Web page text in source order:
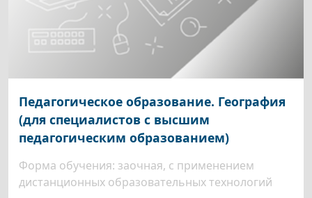
Педагогическое образование. География
(для специалистов с высшим
педагогическим образованием)
Форма обучения: заочная, с применением
дистанционных образовательных технологий